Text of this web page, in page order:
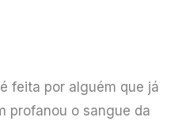
feita por alguém que já
profanou o sangue da